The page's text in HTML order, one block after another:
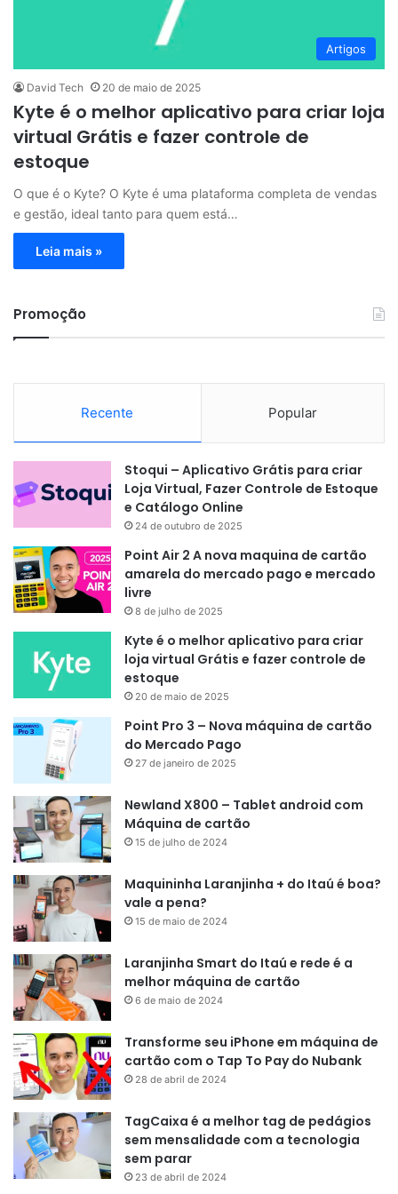
Artigos
David Tech 20 de maio de 2025
Kyte é o melhor aplicativo para criar loja
virtual Grátis e fazer controle de
estoque
O que é o Kyte? O Kyte é uma plataforma completa de vendas
e gestão, ideal tanto para quem está…
Leia mais »
Promoção
Recente Popular
Stoqui – Aplicativo Grátis para criar
Loja Virtual, Fazer Controle de Estoque
e Catálogo Online
24 de outubro de 2025
Point Air 2 A nova maquina de cartão
amarela do mercado pago e mercado
livre
8 de julho de 2025
Kyte é o melhor aplicativo para criar
loja virtual Grátis e fazer controle de
estoque
20 de maio de 2025
Point Pro 3 – Nova máquina de cartão
do Mercado Pago
27 de janeiro de 2025
Newland X800 – Tablet android com
Máquina de cartão
15 de julho de 2024
Maquininha Laranjinha + do Itaú é boa?
vale a pena?
15 de maio de 2024
Laranjinha Smart do Itaú e rede é a
melhor máquina de cartão
6 de maio de 2024
Transforme seu iPhone em máquina de
cartão com o Tap To Pay do Nubank
28 de abril de 2024
TagCaixa é a melhor tag de pedágios
sem mensalidade com a tecnologia
sem parar
23 de abril de 2024